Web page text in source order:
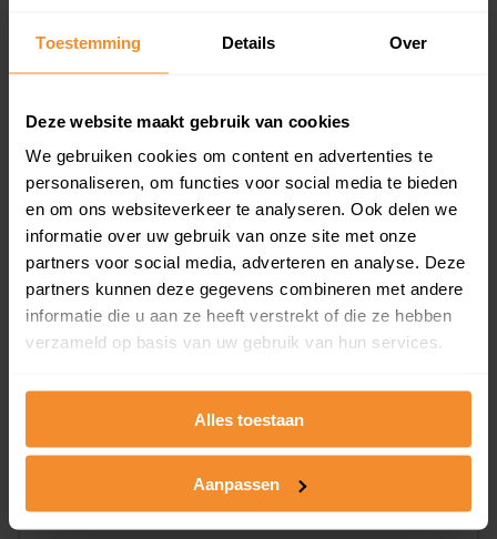
Toestemming Details Over
Deze website maakt gebruik van cookies
We gebruiken cookies om content en advertenties te
personaliseren, om functies voor social media te bieden
en om ons websiteverkeer te analyseren. Ook delen we
informatie over uw gebruik van onze site met onze
partners voor social media, adverteren en analyse. Deze
partners kunnen deze gegevens combineren met andere
informatie die u aan ze heeft verstrekt of die ze hebben
verzameld op basis van uw gebruik van hun services.
Alles toestaan
Aanpassen
en koopdatum) binnen een postcodegebied. Dit
koopsommen.
Bekijk product
Direct leverbaar
Kadastrale kaart pakket
Alleen globale ligging perceel
omliggende percelen met de kadastrale erfgrenzen,